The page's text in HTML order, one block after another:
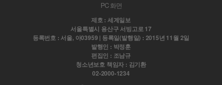
PC 화면
제호 : 세계일보
서울특별시 용산구 서빙고로 17
등록번호 : 서울, 아03959 | 등록일(발행일) : 2015년 11월 2일
발행인 : 박정훈
편집인 : 조남규
청소년보호 책임자 : 김기환
02-2000-1234